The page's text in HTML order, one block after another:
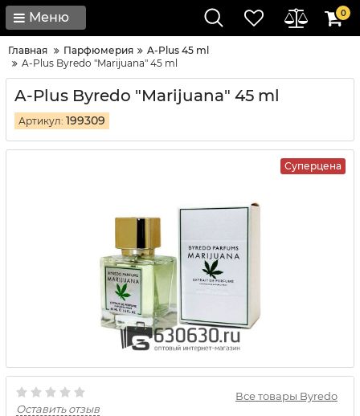
Меню 0
Главная Парфюмерия
A-Plus 45 ml
A-Plus Byredo "Marijuana" 45 ml
A-Plus Byredo "Marijuana" 45 ml
Артикул: 199309
Суперцена
Все товары Byredo
Оставить отзыв